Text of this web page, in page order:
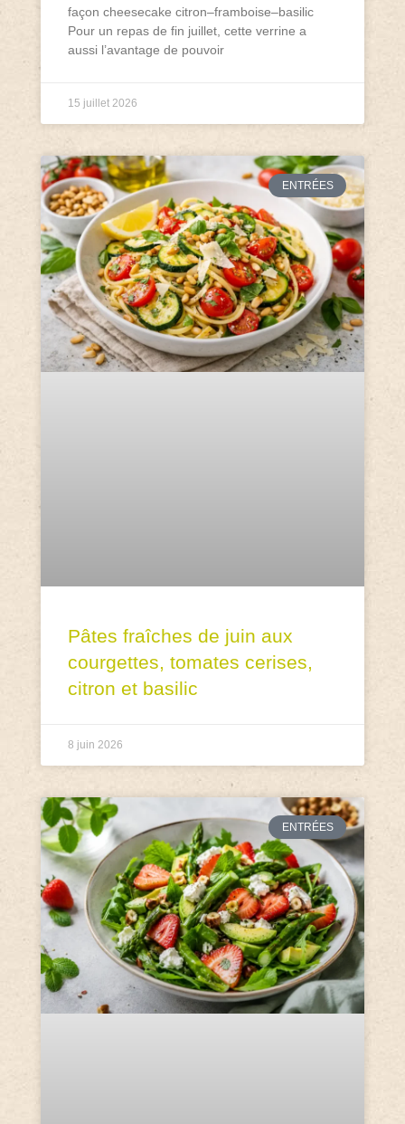
façon cheesecake citron–framboise–basilic
Pour un repas de fin juillet, cette verrine a
aussi l’avantage de pouvoir
15 juillet 2026
ENTRÉES
Pâtes fraîches de juin aux
courgettes, tomates cerises,
citron et basilic
8 juin 2026
ENTRÉES